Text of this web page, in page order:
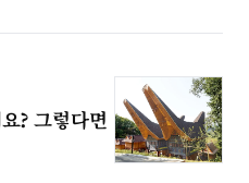
? 그렇다면